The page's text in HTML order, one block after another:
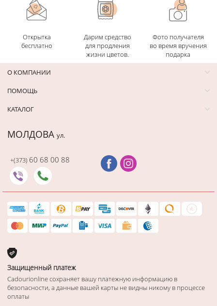
Открытка
бесплатно
Дарим средство
для продления
жизни цветов.
Фото получателя
во время вручения
подарка
О КОМПАНИИ
ПОМОЩЬ
КАТАЛОГ
МОЛДОВА ул.
+(373) 60 68 00 88
Защищенный платеж
Cadourionline сохраняет вашу платежную информацию в
безопасности, а данные вашей карты не видны никому в процессе
оплаты